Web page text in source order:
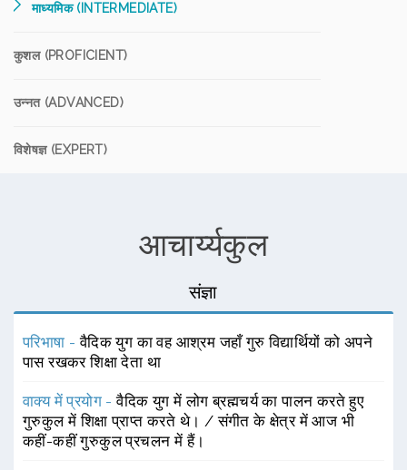
माध्यमिक (INTERMEDIATE)
कुशल (PROFICIENT)
उन्नत (ADVANCED)
विशेषज्ञ (EXPERT)
आचार्य्यकुल
संज्ञा
परिभाषा -वैदिक युग का वह आश्रम जहाँ गुरु विद्यार्थियों को अपने
पास रखकर शिक्षा देता था
वाक्य में प्रयोग -वैदिक युग में लोग ब्रह्मचर्य का पालन करते हुए
गुरुकुल में शिक्षा प्राप्त करते थे। / संगीत के क्षेत्र में आज भी
कहीं-कहीं गुरुकुल प्रचलन में हैं।